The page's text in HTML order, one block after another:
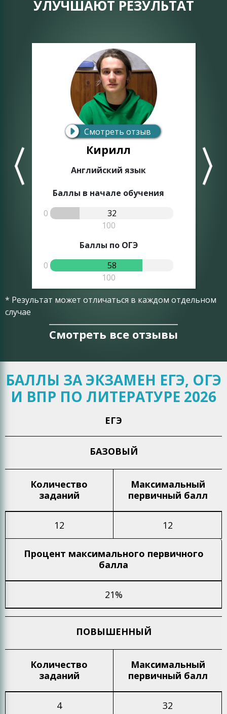
УЛУЧШАЮТ РЕЗУЛЬТАТ
Смотреть отзыв
Кирилл
Английский язык
Баллы в начале обучения
0
32
100
Баллы по ОГЭ
0
58
100
* Результат может отличаться в каждом отдельном
случае
Смотреть все отзывы
БАЛЛЫ ЗА ЭКЗАМЕН ЕГЭ, ОГЭ
И ВПР ПО ЛИТЕРАТУРЕ 2026
ЕГЭ
БАЗОВЫЙ
Количество
заданий
Максимальный
первичный балл
12 12
Процент максимального первичного
балла
21%
ПОВЫШЕННЫЙ
Количество
заданий
Максимальный
первичный балл
4 32